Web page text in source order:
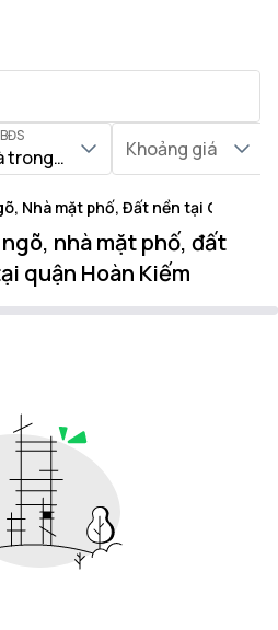
trong ngõ, Nhà mặt phố, Đất nền
Khoảng giá
Nhà mặt phố, Đất nền tại Quận
nhà mặt phố, đất
quận Hoàn Kiếm